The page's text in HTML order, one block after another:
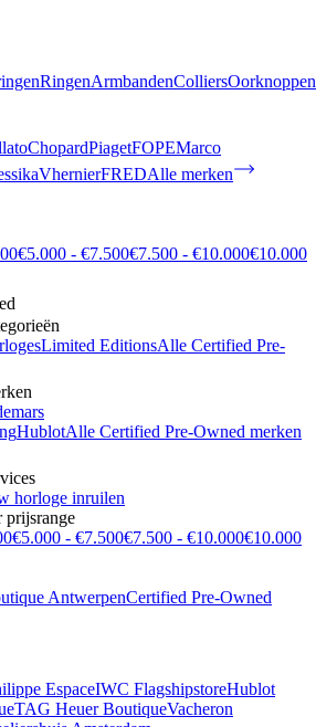
RingenArmbandenColliersOorknoppen
ChopardPiagetFOPEMarco
VhernierFREDAlle merken
€5.000 - €7.500€7.500 - €10.000€10.000
Limited EditionsAlle Certified Pre-
HublotAlle Certified Pre-Owned merken
horloge inruilen
prijsrange
€5.000 - €7.500€7.500 - €10.000€10.000
AntwerpenCertified Pre-Owned
EspaceIWC FlagshipstoreHublot
TAG Heuer BoutiqueVacheron